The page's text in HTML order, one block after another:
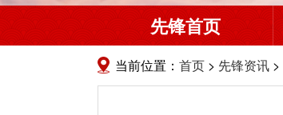
先锋首页
当前位置： 首页 > 先锋资讯 >